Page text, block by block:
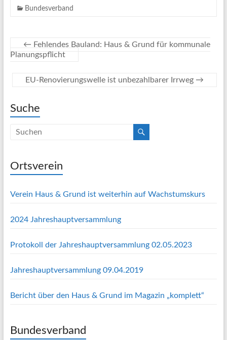
Bundesverband
← Fehlendes Bauland: Haus & Grund für kommunale
Planungspflicht
EU-Renovierungswelle ist unbezahlbarer Irrweg →
Suche
Ortsverein
Verein Haus & Grund ist weiterhin auf Wachstumskurs
2024 Jahreshauptversammlung
Protokoll der Jahreshauptversammlung 02.05.2023
Jahreshauptversammlung 09.04.2019
Bericht über den Haus & Grund im Magazin „komplett“
Bundesverband